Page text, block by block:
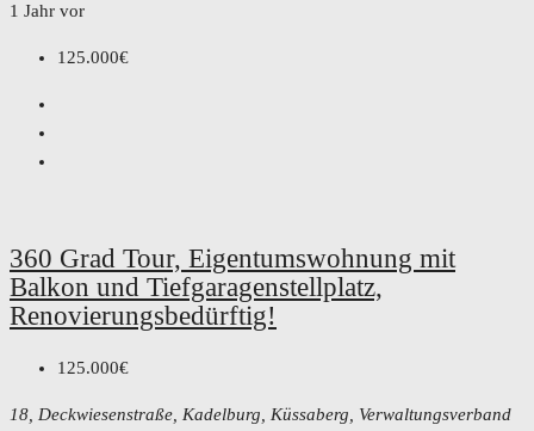
1 Jahr vor
125.000€
360 Grad Tour, Eigentumswohnung mit
Balkon und Tiefgaragenstellplatz,
Renovierungsbedürftig!
125.000€
18, Deckwiesenstraße, Kadelburg, Küssaberg, Verwaltungsverband